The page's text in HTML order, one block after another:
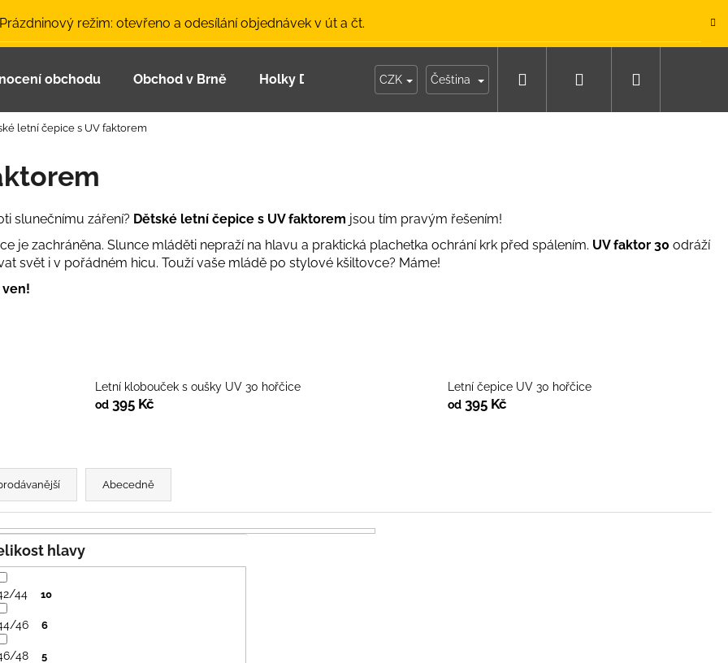
režim: otevřeno a odesílání objednávek v út a čt.
obchodu Obchod v Brně Holky Dupeťačky Moje objednávka
CZK Čeština Hledat Přihlášení
letní čepice s UV faktorem
slunečnímu záření? Dětské letní čepice s UV faktorem jsou tím pravým řešením!
je zachráněna. Slunce mláděti nepraží na hlavu a praktická plachetka ochrání krk před spálením. UV faktor 30 odráží
svět i v pořádném hicu. Touží vaše mládě po stylové kšiltovce? Máme!
Letní klobouček s oušky UV 30 hořčice
od395 Kč
Letní čepice UV 30 hořčice
od 395 Kč
Abecedně
hlavy
44 10
46 6
48 5
Co potřebujete najít?
Doporučujeme
435 Kč